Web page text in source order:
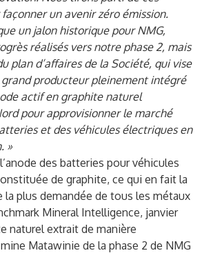
un avenir zéro émission.
un jalon historique pour NMG,
réalisés vers notre phase 2, mais
plan d’affaires de la Société, qui vise
producteur pleinement intégré
actif en graphite naturel
pour approvisionner le marché
et des véhicules électriques en
»
des batteries pour véhicules
de graphite, ce qui en fait la
la plus demandée de tous les métaux
Mineral Intelligence, janvier
naturel extrait de manière
Matawinie de la phase 2 de NMG